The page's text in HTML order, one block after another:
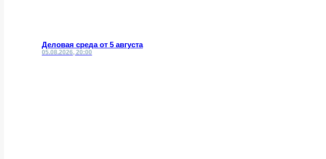
Деловая среда от 5 августа
05.08.2026, 20:00